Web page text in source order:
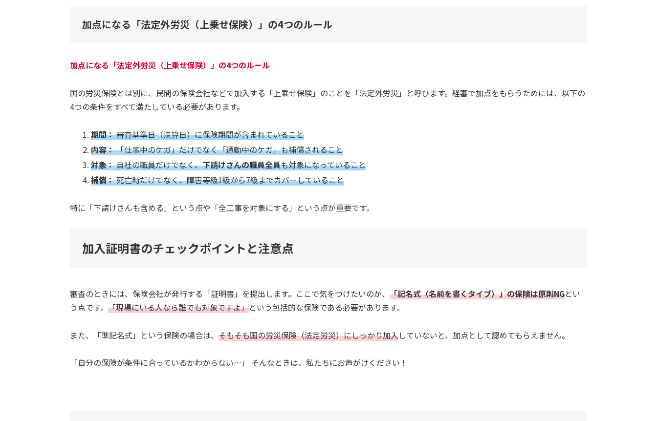
加点になる「法定外労災（上乗せ保険）」の4つのルール
加点になる「法定外労災（上乗せ保険）」の4つのルール
国の労災保険とは別に、民間の保険会社などで加入する「上乗せ保険」のことを「法定外労災」と呼びます。経審で加点をもらうためには、以下の
4つの条件をすべて満たしている必要があります。
期間：審査基準日（決算日）に保険期間が含まれていること
内容：「仕事中のケガ」だけでなく「通勤中のケガ」も補償されること
対象：自社の職員だけでなく、下請けさんの職員全員も対象になっていること
補償：死亡時だけでなく、障害等級1級から7級までカバーしていること
特に「下請けさんも含める」という点や「全工事を対象にする」という点が重要です。
加入証明書のチェックポイントと注意点
審査のときには、保険会社が発行する「証明書」を提出します。ここで気をつけたいのが、 「記名式（名前を書くタイプ）」の保険は原則NGとい
う点です。 「現場にいる人なら誰でも対象ですよ」という包括的な保険である必要があります。
また、「準記名式」という保険の場合は、 そもそも国の労災保険（法定労災）にしっかり加入していないと、加点として認めてもらえません。
「自分の保険が条件に合っているかわからない…」 そんなときは、私たちにお声がけください！